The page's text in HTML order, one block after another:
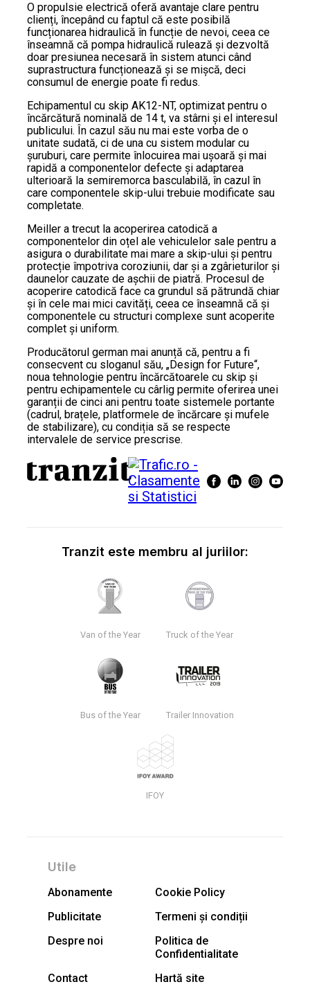
O propulsie electrică oferă avantaje clare pentru
clienți, începând cu faptul că este posibilă
funcționarea hidraulică în funcție de nevoi, ceea ce
înseamnă că pompa hidraulică rulează și dezvoltă
doar presiunea necesară în sistem atunci când
suprastructura funcționează și se mișcă, deci
consumul de energie poate fi redus.
Echipamentul cu skip AK12-NT, optimizat pentru o
încărcătură nominală de 14 t, va stârni și el interesul
publicului. În cazul său nu mai este vorba de o
unitate sudată, ci de una cu sistem modular cu
șuruburi, care permite înlocuirea mai ușoară și mai
rapidă a componentelor defecte și adaptarea
ulterioară la semiremorca basculabilă, în cazul în
care componentele skip-ului trebuie modificate sau
completate.
Meiller a trecut la acoperirea catodică a
componentelor din oțel ale vehiculelor sale pentru a
asigura o durabilitate mai mare a skip-ului și pentru
protecție împotriva coroziunii, dar și a zgârieturilor și
daunelor cauzate de așchii de piatră. Procesul de
acoperire catodică face ca grundul să pătrundă chiar
și în cele mai mici cavități, ceea ce înseamnă că și
componentele cu structuri complexe sunt acoperite
complet și uniform.
Producătorul german mai anunță că, pentru a fi
consecvent cu sloganul său, „Design for Future“,
noua tehnologie pentru încărcătoarele cu skip și
pentru echipamentele cu cârlig permite oferirea unei
garanții de cinci ani pentru toate sistemele portante
(cadrul, brațele, platformele de încărcare și mufele
de stabilizare), cu condiția să se respecte
intervalele de service prescrise.
Tranzit este membru al juriilor:
Van of the Year Truck of the Year
Bus of the Year Trailer Innovation
IFOY
Utile
Abonamente
Cookie Policy
Publicitate
Termeni și condiții
Despre noi
Politica de
Confidentialitate
Contact
Hartă site